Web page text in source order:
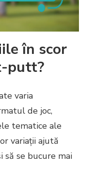
în scor
putt?
varia
de joc,
tematice ale
variații ajută
să se bucure mai